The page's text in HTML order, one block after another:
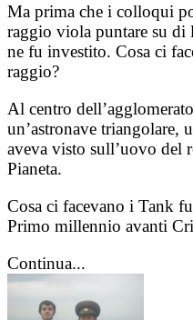
Ma prima che i colloqui
raggio viola puntare su di
ne fu investito. Cosa ci
raggio?
Al centro
un’astronave triangolare,
aveva visto sull’uovo del
Pianeta.
Cosa ci facevano i Tank
Primo millennio avanti
Continua...